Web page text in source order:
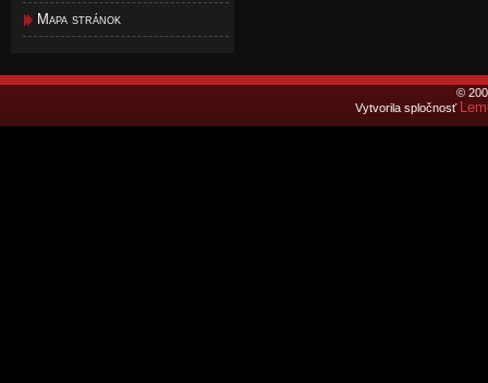
Mapa stránok
©
Vytvorila spločnosť